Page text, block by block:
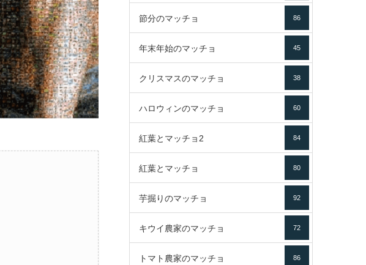
節分のマッチョ 86
年末年始のマッチョ 45
クリスマスのマッチョ 38
ハロウィンのマッチョ 60
紅葉とマッチョ2 84
紅葉とマッチョ 80
芋掘りのマッチョ 92
キウイ農家のマッチョ 72
トマト農家のマッチョ 86